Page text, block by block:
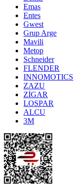
Emas
Entes
Gwest
Grup Arge
Mavili
Metop
Schneider
FLENDER
INNOMOTICS
ZAZU
ZİGAR
LOSPAR
ALCU
3M